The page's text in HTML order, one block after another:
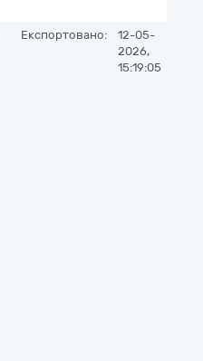
Експортовано:
12-05-
2026,
15:19:05